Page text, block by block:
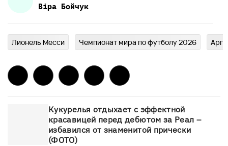
Віра Бойчук
Лионель Месси Чемпионат мира по футболу 2026
Кукурелья отдыхает с эффектной
красавицей перед дебютом за Реал –
избавился от знаменитой прически
(ФОТО)